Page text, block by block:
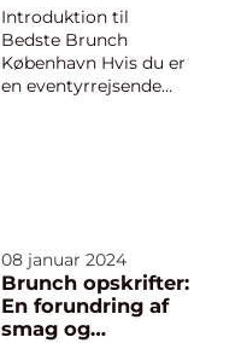
fra klassiske
morgenmadsfavoritte
r som æg, bacon...
Eventyrrejsende
og Backpackere
Introduktion til
Bedste Brunch
København Hvis du er
en eventyrrejsende
muligheder kan du
roligt forvente at blive
forkælet med ...
08 januar 2024
Brunch opskrifter:
En forundring af
smag og